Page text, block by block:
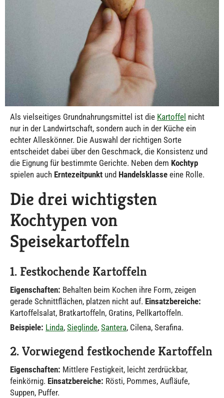
Als vielseitiges Grundnahrungsmittel ist die Kartoffel nicht
nur in der Landwirtschaft, sondern auch in der Küche ein
echter Alleskönner. Die Auswahl der richtigen Sorte
entscheidet dabei über den Geschmack, die Konsistenz und
die Eignung für bestimmte Gerichte. Neben dem Kochtyp
spielen auch Erntezeitpunkt und Handelsklasse eine Rolle.
Die drei wichtigsten
Kochtypen von
Speisekartoffeln
1. Festkochende Kartoffeln
Eigenschaften: Behalten beim Kochen ihre Form, zeigen
gerade Schnittflächen, platzen nicht auf. Einsatzbereiche:
Kartoffelsalat, Bratkartoffeln, Gratins, Pellkartoffeln.
Beispiele: Linda, Sieglinde, Santera, Cilena, Serafina.
2. Vorwiegend festkochende Kartoffeln
Eigenschaften: Mittlere Festigkeit, leicht zerdrückbar,
feinkörnig. Einsatzbereiche: Rösti, Pommes, Aufläufe,
Suppen, Puffer.